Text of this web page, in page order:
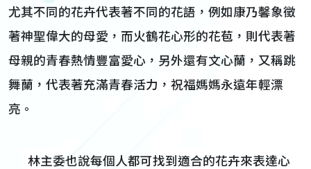
尤其不同的花卉代表著不同的花語，例如康乃馨象徵
著神聖偉大的母愛，而火鶴花心形的花苞，則代表著
母親的青春熱情豐富愛心，另外還有文心蘭，又稱跳
舞蘭，代表著充滿青春活力，祝福媽媽永遠年輕漂
亮。
林主委也說每個人都可找到適合的花卉來表達心